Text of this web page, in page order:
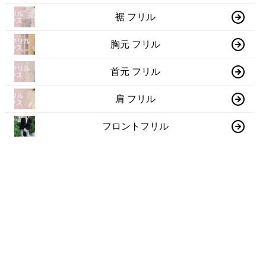
裾 フリル
胸元 フリル
首元 フリル
肩 フリル
フロントフリル